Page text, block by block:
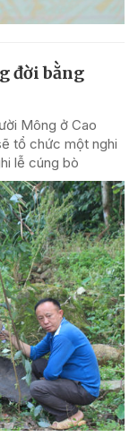
đời bằng
Mông ở Cao
tổ chức một nghi
lễ cúng bò